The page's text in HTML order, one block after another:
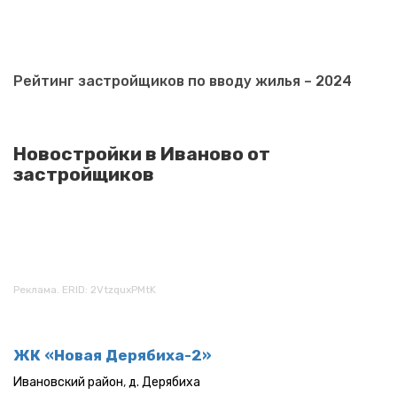
Рейтинг застройщиков по вводу жилья – 2024
Новостройки в Иваново от
застройщиков
Реклама. ERID: 2VtzquxPMtK
ЖК «Новая Дерябиха-2»
Ивановский район,д. Дерябиха